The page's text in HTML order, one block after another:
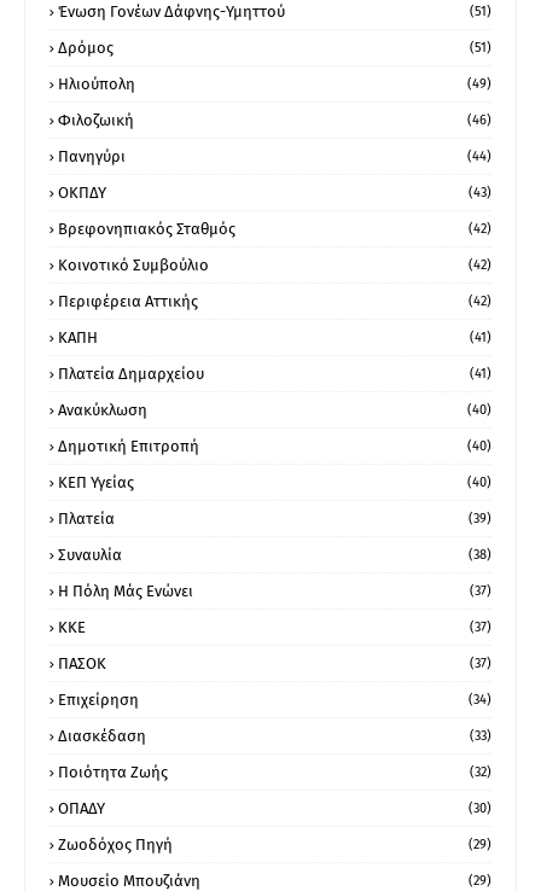
Ένωση Γονέων Δάφνης-Υμηττού (51)
Δρόμος (51)
Ηλιούπολη (49)
Φιλοζωική (46)
Πανηγύρι (44)
ΟΚΠΔΥ (43)
Βρεφονηπιακός Σταθμός (42)
Κοινοτικό Συμβούλιο (42)
Περιφέρεια Αττικής (42)
ΚΑΠΗ (41)
Πλατεία Δημαρχείου (41)
Ανακύκλωση (40)
Δημοτική Επιτροπή (40)
ΚΕΠ Υγείας (40)
Πλατεία (39)
Συναυλία (38)
Η Πόλη Μάς Ενώνει (37)
ΚΚΕ (37)
ΠΑΣΟΚ (37)
Επιχείρηση (34)
Διασκέδαση (33)
Ποιότητα Ζωής (32)
ΟΠΑΔΥ (30)
Ζωοδόχος Πηγή (29)
Μουσείο Μπουζιάνη (29)